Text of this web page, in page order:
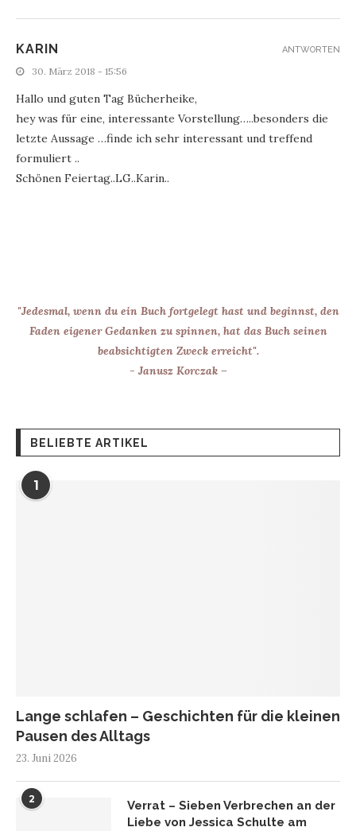
KARIN
30. März 2018 - 15:56
Hallo und guten Tag Bücherheike,
hey was für eine, interessante Vorstellung…..besonders die
letzte Aussage …finde ich sehr interessant und treffend
formuliert ..
Schönen Feiertag..LG..Karin..
ANTWORTEN
"Jedesmal, wenn du ein Buch fortgelegt hast und beginnst, den
Faden eigener Gedanken zu spinnen, hat das Buch seinen
beabsichtigten Zweck erreicht".
- Janusz Korczak –
BELIEBTE ARTIKEL
1
Lange schlafen – Geschichten für die kleinen
Pausen des Alltags
23. Juni 2026
2
Verrat – Sieben Verbrechen an der
Liebe von Jessica Schulte am